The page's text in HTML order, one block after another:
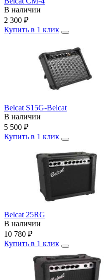
В наличии
2 300 ₽
Купить в 1 клик
Belcat S15G-Belcat
В наличии
5 500 ₽
Купить в 1 клик
Belcat 25RG
В наличии
10 780 ₽
Купить в 1 клик